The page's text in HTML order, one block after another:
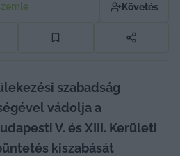
Követés
szabadság
vádolja a
V. és XIII. Kerületi
kiszabását